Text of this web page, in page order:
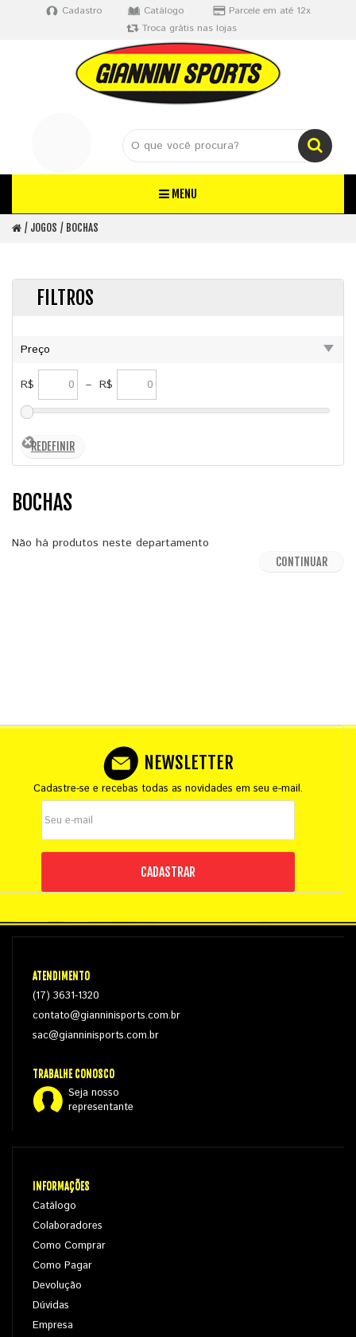
Cadastro Catálogo
Parcele em até 12x
Troca grátis nas lojas
MENU
JOGOS BOCHAS
FILTROS
Preço
R$ – R$
BOCHAS
Não há produtos neste departamento
CONTINUAR
NEWSLETTER
Cadastre-se e recebas todas as novidades em seu e-mail.
CADASTRAR
ATENDIMENTO
(17) 3631-1320
contato@gianninisports.com.br
sac@gianninisports.com.br
TRABALHE CONOSCO
Seja nosso
representante
INFORMAÇÕES
Catálogo
Colaboradores
Como Comprar
Como Pagar
Devolução
Dúvidas
Empresa